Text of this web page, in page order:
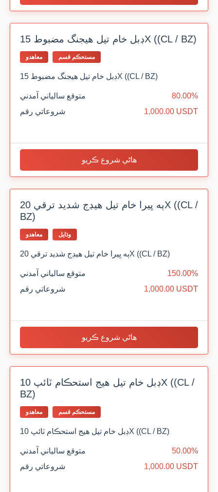
ڊبل خام تيل هيجنگ مضبوط 15X ((CL / BZ)
معاهدو مستحڪم قسم
ڊبل خام تيل هيجنگ مضبوط 15X ((CL / BZ)
متوقع سالياني آمدني
80.00%
شروعاتي رقم
1,000.00 USDT
هاڻي شروع ڪريو
ٻه ڀيرا خام تيل هيڊج شديد ترقي 20X ((CL /
BZ)
معاهدو وڌايل
ٻه ڀيرا خام تيل هيڊج شديد ترقي 20X ((CL / BZ)
متوقع سالياني آمدني
150.00%
شروعاتي رقم
1,000.00 USDT
هاڻي شروع ڪريو
ڊبل خام تيل هيج استحڪام ٽائپ 10X ((CL /
BZ)
معاهدو مستحڪم قسم
ڊبل خام تيل هيج استحڪام ٽائپ 10X ((CL / BZ)
متوقع سالياني آمدني
50.00%
شروعاتي رقم
1,000.00 USDT